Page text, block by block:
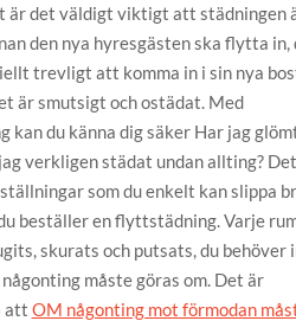
är det väldigt viktigt att städningen
den nya hyresgästen ska flytta in,
trevligt att komma in i sin nya
är smutsigt och ostädat. Med
kan du känna dig säker Har jag
verkligen städat undan allting?
som du enkelt kan slippa
beställer en flyttstädning. Varje
skurats och putsats, du behöver
måste göras om. Det är
att OM någonting mot förmodan